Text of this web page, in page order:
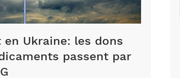
en Ukraine: les dons
passent par